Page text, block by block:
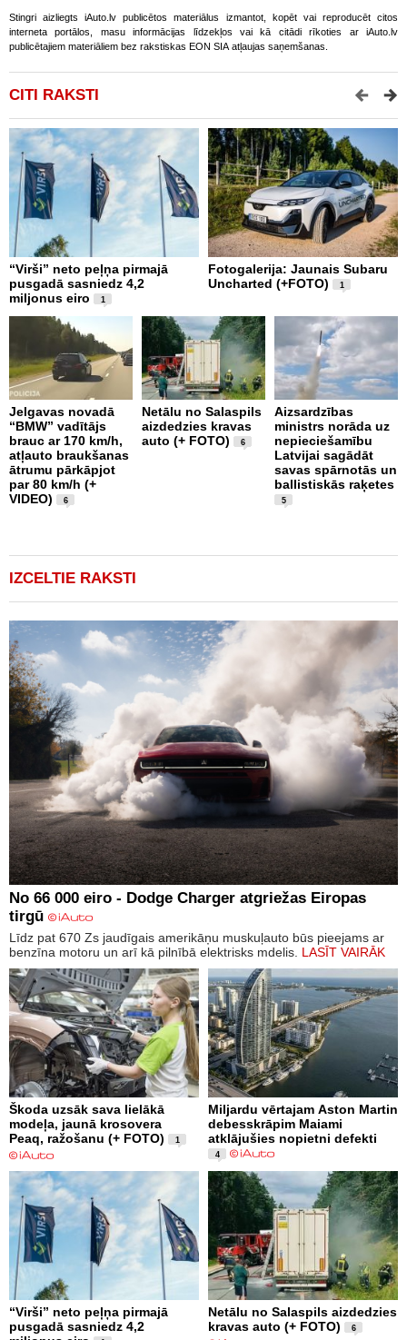
Stingri aizliegts iAuto.lv publicētos materiālus izmantot, kopēt vai reproducēt citos
interneta portālos, masu informācijas līdzekļos vai kā citādi rīkoties ar iAuto.lv
publicētajiem materiāliem bez rakstiskas EON SIA atļaujas saņemšanas.
CITI RAKSTI
“Virši” neto peļņa pirmajā
pusgadā sasniedz 4,2
miljonus eiro
1
Fotogalerija: Jaunais Subaru
Uncharted (+FOTO)
1
Jelgavas novadā
“BMW” vadītājs
brauc ar 170 km/h,
atļauto braukšanas
ātrumu pārkāpjot
par 80 km/h (+
VIDEO)
6
Netālu no Salaspils
aizdedzies kravas
auto (+ FOTO)
6
Aizsardzības
ministrs norāda uz
nepieciešamību
Latvijai sagādāt
savas spārnotās un
ballistiskās raķetes
5
IZCELTIE RAKSTI
No 66 000 eiro - Dodge Charger atgriežas Eiropas
tirgū
Līdz pat 670 Zs jaudīgais amerikāņu muskuļauto būs pieejams ar
benzīna motoru un arī kā pilnībā elektrisks mdelis. LASĪT VAIRĀK
Škoda uzsāk sava lielākā
modeļa, jaunā krosovera
Peaq, ražošanu (+ FOTO)
1
Miljardu vērtajam Aston Martin
debesskrāpim Maiami
atklājušies nopietni defekti
4
“Virši” neto peļņa pirmajā
pusgadā sasniedz 4,2
Netālu no Salaspils aizdedzies
kravas auto (+ FOTO)
6